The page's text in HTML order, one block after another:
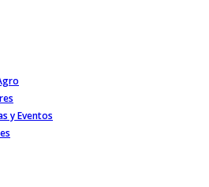
FAUBA
y Eventos